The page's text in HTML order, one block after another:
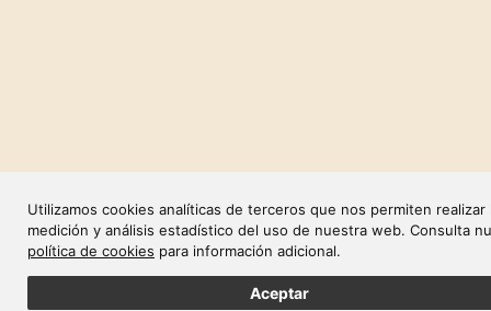
Utilizamos cookies analíticas de terceros que nos permiten realizar
medición y análisis estadístico del uso de nuestra web. Consulta
política de cookies para información adicional.
Aceptar